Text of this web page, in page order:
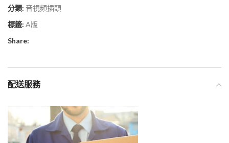
分類: 音視頻插頭
標籤: A版
Share:
配送服務